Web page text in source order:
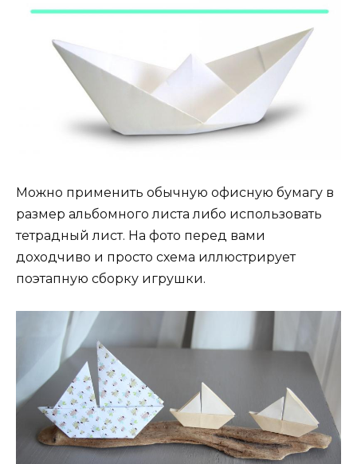
Можно применить обычную офисную бумагу в
размер альбомного листа либо использовать
тетрадный лист. На фото перед вами
доходчиво и просто схема иллюстрирует
поэтапную сборку игрушки.